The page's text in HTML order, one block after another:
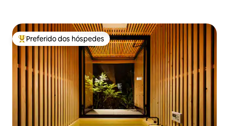
Entre os melhores preferidos dos hóspedes
Preferido dos hóspedes